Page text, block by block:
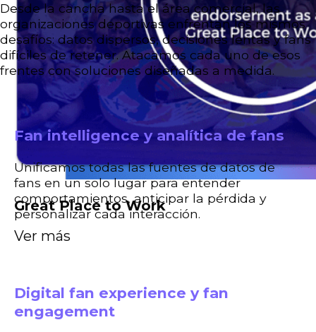
Great Place to Work
Ver más
Desde la cancha hasta el área comercial, las
organizaciones deportivas enfrentan los mismos
desafíos: datos dispersos, decisiones lentas y fans
difíciles de retener. Atacamos cada uno de esos
frentes con soluciones diseñadas a medida.
Fan intelligence y analítica de fans
Unificamos todas las fuentes de datos de
fans en un solo lugar para entender
comportamientos, anticipar la pérdida y
personalizar cada interacción.
Digital fan experience y fan
engagement